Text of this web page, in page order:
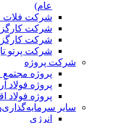
عام)
شرکت فلات
شرکت
شرکت
شرکت پرتو
شرکت پروژه
پروژه
پروژه فولاد
پروژه فولاد
سایر
انرژی